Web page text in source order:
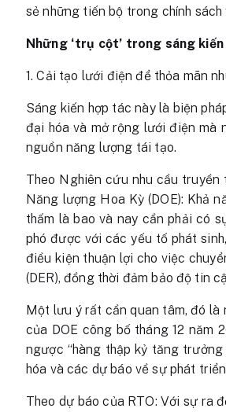
sẻ những tiến bộ trong chính
Những ‘trụ cột’ trong sáng kiến
1. Cải tạo lưới điện để thỏa mãn
Sáng kiến ​​hợp tác này là biện
đại hóa và mở rộng lưới điện mà
nguồn năng lượng tái tạo.
Theo Nghiên cứu nhu cầu
Năng lượng Hoa Kỳ (DOE): Khả
thấm là bao và nay cần phải có
phó được với các yếu tố phát
điều kiện thuận lợi cho việc
(DER), đồng thời đảm bảo độ tin
Một lưu ý rất cần quan tâm, đó là
của DOE công bố tháng 12
ngược “hàng thập kỷ tăng
hóa và các dự báo về sự phát
Theo dự báo của RTO: Với sự ra